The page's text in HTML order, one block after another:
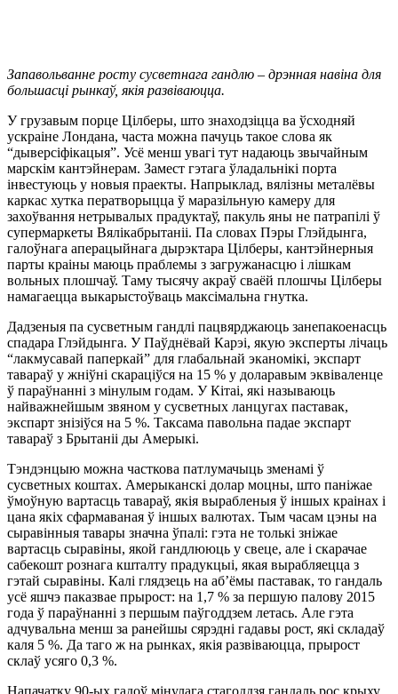
Запавольванне росту сусветнага гандлю – дрэнная навіна для
большасці рынкаў, якія развіваюцца.
У грузавым порце Цілберы, што знаходзіцца ва ўсходняй
ускраіне Лондана, часта можна пачуць такое слова як
“дыверсіфікацыя”. Усё менш увагі тут надаюць звычайным
марскім кантэйнерам. Замест гэтага ўладальнікі порта
інвестуюць у новыя праекты. Напрыклад, вялізны металёвы
каркас хутка ператворыцца ў маразільную камеру для
захоўвання нетрывалых прадуктаў, пакуль яны не патрапілі ў
супермаркеты Вялікабрытаніі. Па словах Пэры Глэйдынга,
галоўнага аперацыйнага дырэктара Цілберы, кантэйнерныя
парты краіны маюць праблемы з загружанасцю і лішкам
вольных плошчаў. Таму тысячу акраў сваёй плошчы Цілберы
намагаецца выкарыстоўваць максімальна гнутка.
Дадзеныя па сусветным гандлі пацвярджаюць занепакоенасць
спадара Глэйдынга. У Паўднёвай Карэі, якую эксперты лічаць
“лакмусавай паперкай” для глабальнай эканомікі, экспарт
тавараў у жніўні скараціўся на 15 % у доларавым эквіваленце
ў параўнанні з мінулым годам. У Кітаі, які называюць
найважнейшым звяном у сусветных ланцугах паставак,
экспарт знізіўся на 5 %. Таксама павольна падае экспарт
тавараў з Брытаніі ды Амерыкі.
Тэндэнцыю можна часткова патлумачыць зменамі ў
сусветных коштах. Амерыканскі долар моцны, што паніжае
ўмоўную вартасць тавараў, якія вырабленыя ў іншых краінах і
цана якіх сфармаваная ў іншых валютах. Тым часам цэны на
сыравінныя тавары значна ўпалі: гэта не толькі зніжае
вартасць сыравіны, якой гандлююць у свеце, але і скарачае
сабекошт рознага кшталту прадукцыі, якая вырабляецца з
гэтай сыравіны. Калі глядзець на аб’ёмы паставак, то гандаль
усё яшчэ паказвае прырост: на 1,7 % за першую палову 2015
года ў параўнанні з першым паўгоддзем летась. Але гэта
адчувальна менш за ранейшы сярэдні гадавы рост, які складаў
каля 5 %. Да таго ж на рынках, якія развіваюцца, прырост
склаў усяго 0,3 %.
Напачатку 90-ых гадоў мінулага стагоддзя гандаль рос крыху